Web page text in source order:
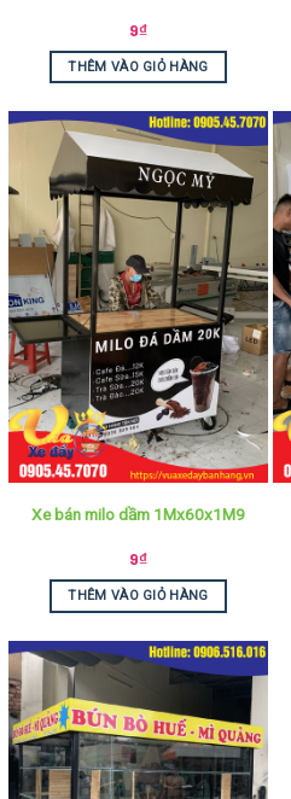
9₫
THÊM VÀO GIỎ HÀNG
Xe bán milo dầm 1Mx60x1M9
9₫
THÊM VÀO GIỎ HÀNG